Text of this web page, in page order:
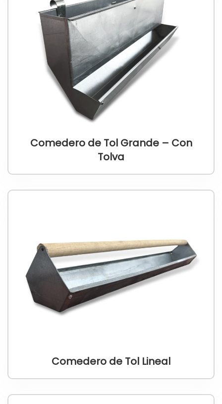
Comedero de Tol Grande – Con
Tolva
Comedero de Tol Lineal